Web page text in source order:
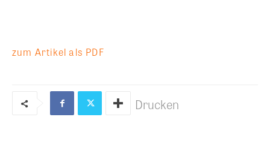
zum Artikel als PDF
Drucken